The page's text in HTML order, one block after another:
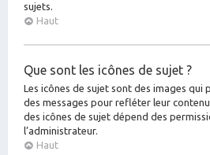
sujets.
Haut
Que sont les icônes de sujet ?
Les icônes de sujet sont des images qui
des messages pour refléter leur
des icônes de sujet dépend des
l’administrateur.
Haut